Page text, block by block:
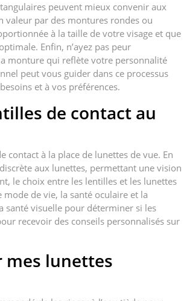
peuvent mieux convenir aux
valeur par des montures rondes ou
à la taille de votre visage et que
Enfin, n’ayez pas peur
monture qui reflète votre personnalité
peut vous guider dans ce processus
et à vos préférences.
de contact au
contact à la place de lunettes de vue. En
aux lunettes, permettant une vision
le choix entre les lentilles et les lunettes
de vie, la santé oculaire et la
santé visuelle pour déterminer si les
recevoir des conseils personnalisés sur
lunettes